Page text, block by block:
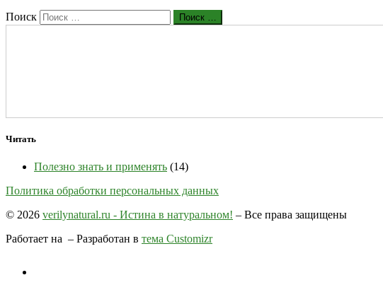
Поиск Поиск …
Читать
Полезно знать и применять (14)
Политика обработки персональных данных
© 2026 verilynatural.ru - Истина в натуральном! – Все права защищены
Работает на – Разработан в тема Customizr